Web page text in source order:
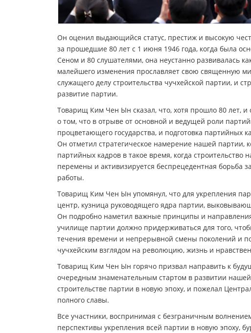
Он оценил выдающийся статус, престиж и высокую
за прошедшие 80 лет с 1 июня 1946 года, когда была
Сеном и 80 слушателями, она неустанно развивалась
малейшего изменения прославляет свою священную
служащего делу строительства чучхейской партии, и
развитие партии.
Товарищ Ким Чен Ын сказал, что, хотя прошло 80 лет, и
о том, что в отрыве от основной и ведущей роли
процветающего государства, и подготовка партийных
Он отметил стратегическое намерение нашей партии,
партийных кадров в такое время, когда
перемены и активизируется беспрецедентная борьба
работы.
Товарищ Ким Чен Ын упомянул, что для укрепления
центр, кузница руководящего ядра партии,
Он подробно наметил важные принципы и
училище партии должно придерживаться для того,
течения времени и непрерывной смены поколений и
чучхейским взглядом на революцию, жизнь и
Товарищ Ким Чен Ын горячо призвал направить к
очередным знаменательным стартом в развитии
строительстве партии в новую эпоху, и пожелал
полного славы.
Все участники, воспринимая с безграничным
перспективы укрепления всей партии в новую эпоху,